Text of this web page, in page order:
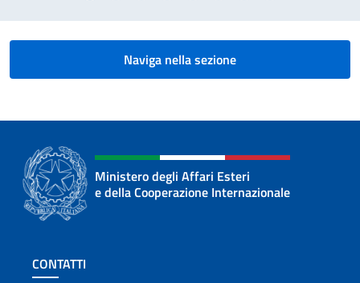
Naviga nella sezione
Ministero degli Affari Esteri
e della Cooperazione Internazionale
Sezione footer
CONTATTI